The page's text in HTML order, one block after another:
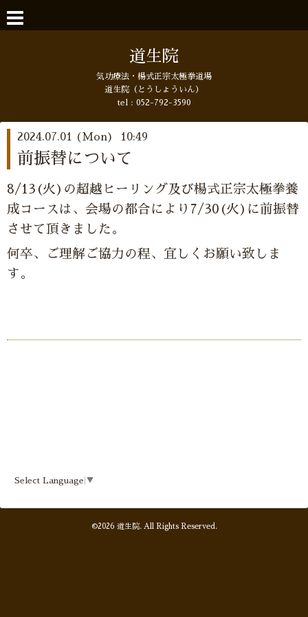
道生院
気功療法・楊式正宗太極拳道場
道生院（とうしょういん）
tel : 052-792-3590
2024.07.01 (Mon) 10:49
前振替について
8/13(火)の超越ヒーリング及び楊式正宗太極拳養
成コースは、会場の都合により7/30(火)に前振替
させて頂きました。
何卒、ご理解ご協力の程、宜しくお願い致しま
す。
Select Language ▼
©2026 道生院. All Rights Reserved.